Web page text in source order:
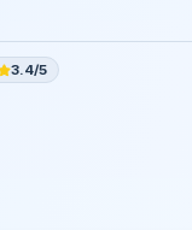
3.4/5